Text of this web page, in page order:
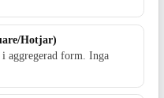
1991 som sedan 2002 ger
Värnamo.nu. Från
tre kommuner: Gnosjö,
kommun.
Hotjar)
i aggregerad form. Inga